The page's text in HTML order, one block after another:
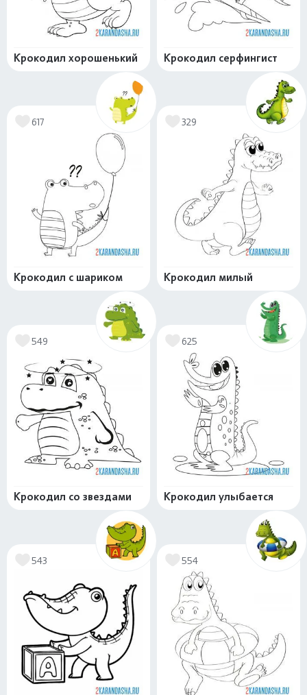
Крокодил хорошенький Крокодил серфингист
617
Крокодил с шариком
329
Крокодил милый
549
Крокодил со звездами
625
Крокодил улыбается
543 554